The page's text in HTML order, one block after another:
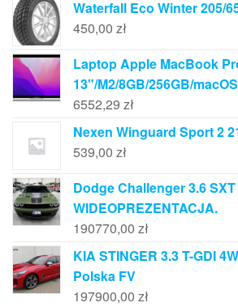
Waterfall Eco Winter 205/
450,00 zł
Laptop Apple MacBook
13"/M2/8GB/256GB/
6552,29 zł
Nexen Winguard Sport 2
539,00 zł
Dodge Challenger 3.6
WIDEOPREZENTACJA.
190770,00 zł
KIA STINGER 3.3 T-GDI
Polska FV
197900,00 zł